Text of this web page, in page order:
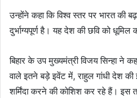
उन्होंने कहा कि विश्व स्तर पर भारत की
दुर्भाग्यपूर्ण है। यह देश की छवि को
बिहार के उप मुख्यमंत्री विजय सिन्हा ने
वाले इतने बड़े इवेंट में, राहुल गांधी देश
शर्मिंदा करने की कोशिश कर रहे हैं। इस